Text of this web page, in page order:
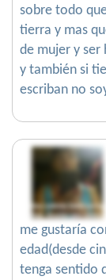
sobre todo
tierra y mas
de mujer y ser
y también si
escriban no
me gustaría
edad(desde
tenga sentido